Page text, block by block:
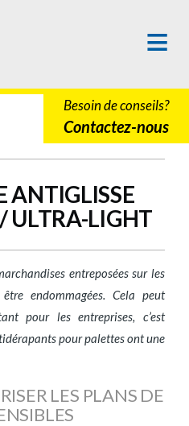
Besoin de conseils?
Contactez-nous
ANTIGLISSE
ULTRA-LIGHT
entreposées sur les
endommagées. Cela peut
pour les entreprises, c’est
pour palettes ont une
LES PLANS DE